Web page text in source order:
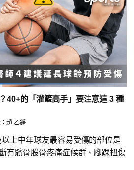
40+的「灌籃高手」要注意這 3 種
趙 乙錚
上中年球友最容易受傷的部位是
有髕骨股骨疼痛症候群、腳踝扭傷